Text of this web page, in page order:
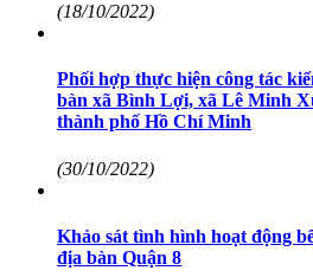
(18/10/2022)
Phối hợp thực hiện công tác
bàn xã Bình Lợi, xã Lê Minh
thành phố Hồ Chí Minh
(30/10/2022)
Khảo sát tình hình hoạt động
địa bàn Quận 8